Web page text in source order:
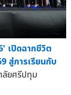
เปิดฉากชีวิต
สู่การเรียนกับ
ยศรีปทุม